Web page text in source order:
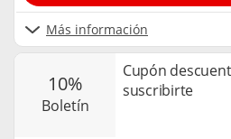
Más información
10%
boletín
Cupón
suscribirte